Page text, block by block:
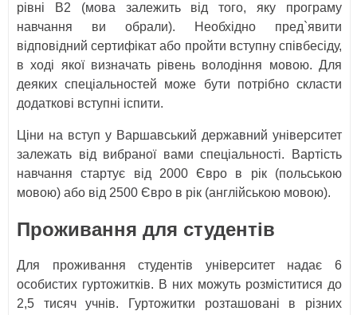
рівні В2 (мова залежить від того, яку програму
навчання ви обрали). Необхідно пред`явити
відповідний сертифікат або пройти вступну співбесіду,
в ході якої визначать рівень володіння мовою. Для
деяких спеціальностей може бути потрібно скласти
додаткові вступні іспити.
Ціни на вступ у Варшавський державний університет
залежать від вибраної вами спеціальності. Вартість
навчання стартує від 2000 Євро в рік (польською
мовою) або від 2500 Євро в рік (англійською мовою).
Проживання для студентів
Для проживання студентів університет надає 6
особистих гуртожитків. В них можуть розміститися до
2,5 тисяч учнів. Гуртожитки розташовані в різних